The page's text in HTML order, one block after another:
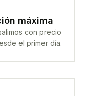
máxima
con precio
el primer día.